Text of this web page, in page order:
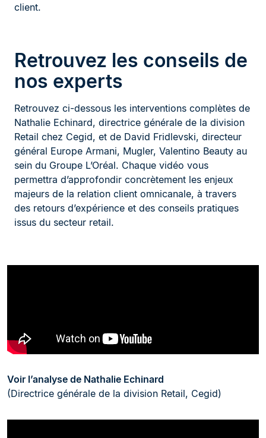
client.
Retrouvez les conseils de
nos experts
Retrouvez ci-dessous les interventions complètes de
Nathalie Echinard, directrice générale de la division
Retail chez Cegid, et de David Fridlevski, directeur
général Europe Armani, Mugler, Valentino Beauty au
sein du Groupe L’Oréal. Chaque vidéo vous
permettra d’approfondir concrètement les enjeux
majeurs de la relation client omnicanale, à travers
des retours d’expérience et des conseils pratiques
issus du secteur retail.
Voir l’analyse de Nathalie Echinard
(Directrice générale de la division Retail, Cegid)